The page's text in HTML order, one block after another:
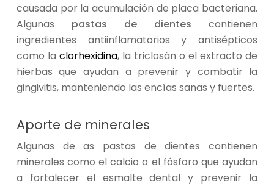
causada por la acumulación de placa bacteriana.
Algunas pastas de dientes contienen
ingredientes antiinflamatorios y antisépticos
como la clorhexidina, la triclosán o el extracto de
hierbas que ayudan a prevenir y combatir la
gingivitis, manteniendo las encías sanas y fuertes.
Aporte de minerales
Algunas de as pastas de dientes contienen
minerales como el calcio o el fósforo que ayudan
a fortalecer el esmalte dental y prevenir la